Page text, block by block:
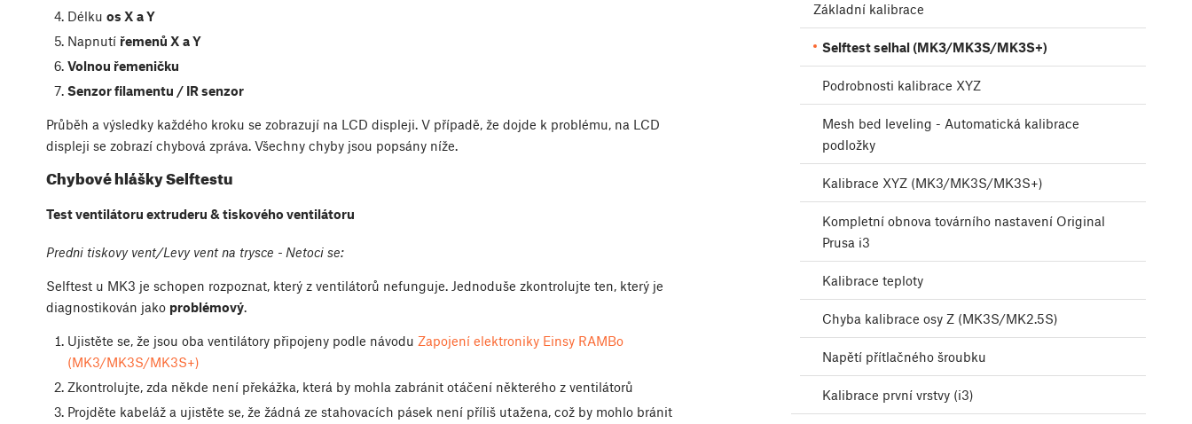
Délku os X a Y
Napnutí řemenů X a Y
Volnou řemeničku
Senzor filamentu / IR senzor
Průběh a výsledky každého kroku se zobrazují na LCD displeji. V případě, že dojde k problému, na LCD
displeji se zobrazí chybová zpráva. Všechny chyby jsou popsány níže.
Chybové hlášky Selftestu
Test ventilátoru extruderu & tiskového ventilátoru
Predni tiskovy vent/Levy vent na trysce - Netoci se:
Selftest u MK3 je schopen rozpoznat, který z ventilátorů nefunguje. Jednoduše zkontrolujte ten, který je
diagnostikován jako problémový.
Ujistěte se, že jsou oba ventilátory připojeny podle návodu Zapojení elektroniky Einsy RAMBo
(MK3/MK3S/MK3S+)
Zkontrolujte, zda někde není překážka, která by mohla zabránit otáčení některého z ventilátorů
Projděte kabeláž a ujistěte se, že žádná ze stahovacích pásek není příliš utažena, což by mohlo bránit
Základní kalibrace
Selftest selhal (MK3/MK3S/MK3S+)
Podrobnosti kalibrace XYZ
Mesh bed leveling - Automatická kalibrace
podložky
Kalibrace XYZ (MK3/MK3S/MK3S+)
Kompletní obnova továrního nastavení Original
Prusa i3
Kalibrace teploty
Chyba kalibrace osy Z (MK3S/MK2.5S)
Napětí přítlačného šroubku
Kalibrace první vrstvy (i3)